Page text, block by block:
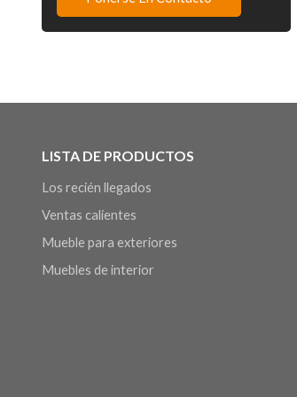
LISTA DE PRODUCTOS
Los recién llegados
Ventas calientes
Mueble para exteriores
Muebles de interior